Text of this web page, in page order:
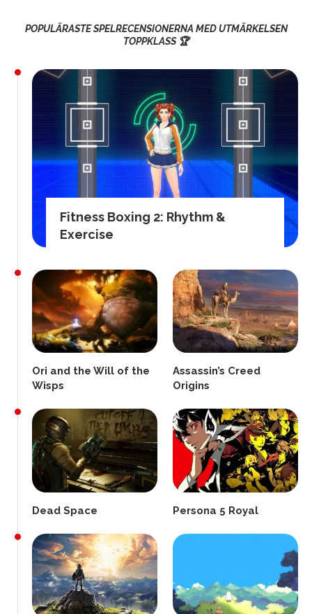
POPULÄRASTE SPELRECENSIONERNA MED UTMÄRKELSEN
TOPPKLASS 🏆
Fitness Boxing 2: Rhythm &
Exercise
Ori and the Will of the
Wisps
Assassin’s Creed
Origins
Dead Space Persona 5 Royal